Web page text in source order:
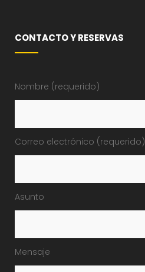
CONTACTO Y RESERVAS
Nombre (requerido)
Correo electrónico (requerido)
Asunto
Mensaje